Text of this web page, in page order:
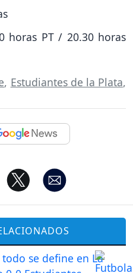
horas PT / 20.30 horas
, Estudiantes de la Plata,